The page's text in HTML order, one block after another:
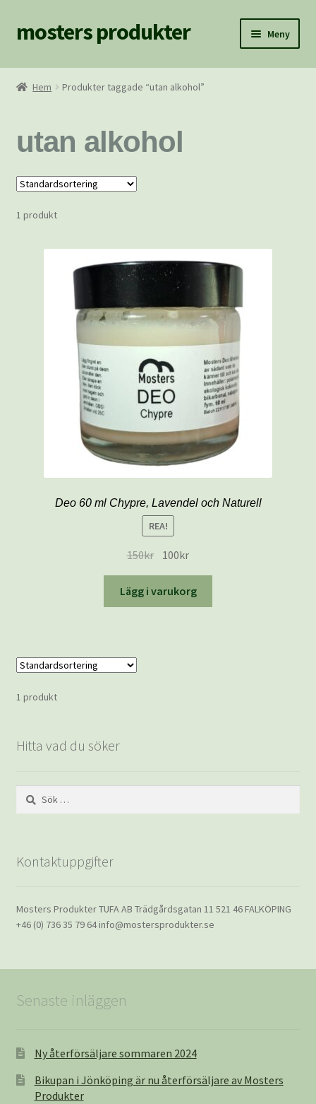
Hoppa
till
Hoppa
till
mosters produkter Meny
Hem
Fraktkostnader
Hem/Blogg
Hitta Mosters Produkter
Naturliga salvor
Välkommen till MOSTERS BUTIK
Hem Produkter taggade “utan alkohol”
utan alkohol
1 produkt
Deo 60 ml Chypre, Lavendel och Naturell
REA!
150kr 100kr
Lägg i varukorg
1 produkt
Hitta vad du söker
Sök
efter:
Kontaktuppgifter
Mosters Produkter TUFA AB Trädgårdsgatan 11 521 46 FALKÖPING
+46 (0) 736 35 79 64 info@mostersprodukter.se
Senaste inläggen
Ny återförsäljare sommaren 2024
Bikupan i Jönköping är nu återförsäljare av Mosters
Produkter